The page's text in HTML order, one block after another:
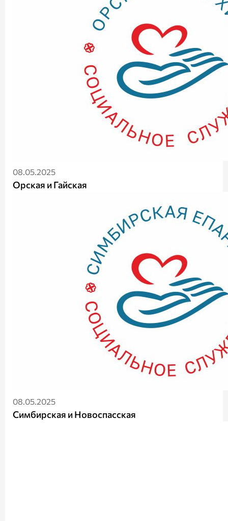
08.05.2025
Орская и Гайская
08.05.2025
Симбирская и Новоспасская